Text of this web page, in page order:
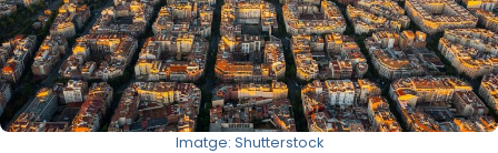
Imatge: Shutterstock